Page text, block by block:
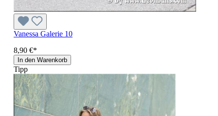
Vanessa Galerie 10
8,90 €*
In den Warenkorb
Tipp